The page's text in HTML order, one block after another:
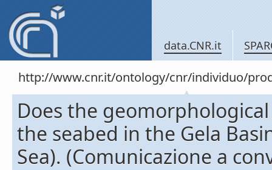
data.CNR.it
http://www.cnr.it/ontology/cnr/individuo/
Does the
the seabed in the Gela
Sea). (Comunicazione a